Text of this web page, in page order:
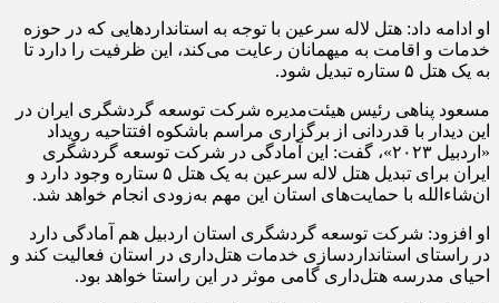
او ادامه داد: هتل لاله سرعین با توجه به استانداردهایی که در حوزه
خدمات و اقامت به میهمانان رعایت می‌کند، این ظرفیت را دارد تا
به یک هتل ۵ ستاره تبدیل شود.
مسعود پناهی رئیس هیئت‌مدیره شرکت توسعه گردشگری ایران در
این دیدار با قدردانی از برگزاری مراسم باشکوه افتتاحیه رویداد
«اردبیل ۲۰۲۳»، گفت: این آمادگی در شرکت توسعه گردشگری
ایران برای تبدیل هتل لاله سرعین به یک هتل ۵ ستاره وجود دارد و
ان‌شاءالله با حمایت‌های استان این مهم به‌زودی انجام خواهد شد.
او افزود: شرکت توسعه گردشگری استان اردبیل هم آمادگی دارد
در راستای استانداردسازی خدمات هتل‌داری در استان فعالیت کند و
احیای مدرسه هتل‌داری گامی موثر در این راستا خواهد بود.